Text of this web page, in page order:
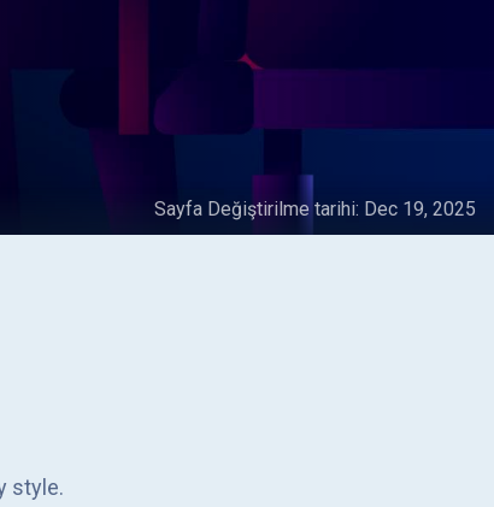
Sayfa Değiştirilme tarihi: Dec 19, 2025
style.